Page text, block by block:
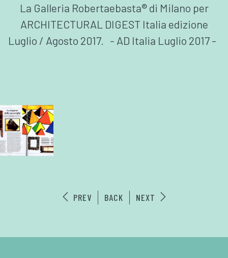
La Galleria Robertaebasta® di Milano per
ARCHITECTURAL DIGEST Italia edizione
Luglio / Agosto 2017. - AD Italia Luglio 2017 -
PREV BACK NEXT